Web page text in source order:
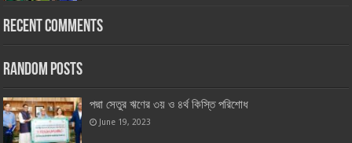
Recent Comments
Random Posts
পদ্মা সেতুর ঋণের ৩য় ও ৪র্থ কিস্তি পরিশোধ
June 19, 2023